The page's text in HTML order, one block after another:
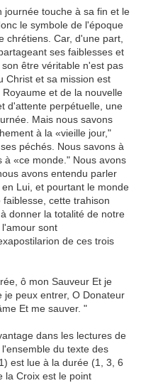
journée touche à sa fin et le
le symbole de l'époque
chrétiens Car, d'une part
ses faiblesses et
son être véritable n'est pas
Christ et sa mission est
Royaume et de la nouvelle
d'attente perpétuelle une
Mais nous savons
à la «vieille jour,"
péchés Nous savons à
à «ce monde " Nous avons
avons entendu parler
en Lui et pourtant le monde
faiblesse cette trahison
à donner la totalité de notre
l'amour sont
de ces trois
, ô mon Sauveur Et je
je peux entrer, O Donateur
Et me sauver. "
dans les lectures de
l'ensemble du texte des
) est lue à la durée (1
, 3, 6
la Croix est le point